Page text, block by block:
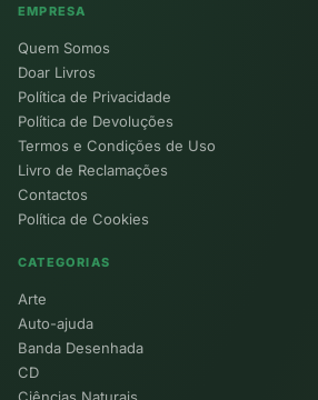
EMPRESA
Quem Somos
Doar Livros
Política de Privacidade
Política de Devoluções
Termos e Condições de Uso
Livro de Reclamações
Contactos
Política de Cookies
CATEGORIAS
Arte
Auto-ajuda
Banda Desenhada
CD